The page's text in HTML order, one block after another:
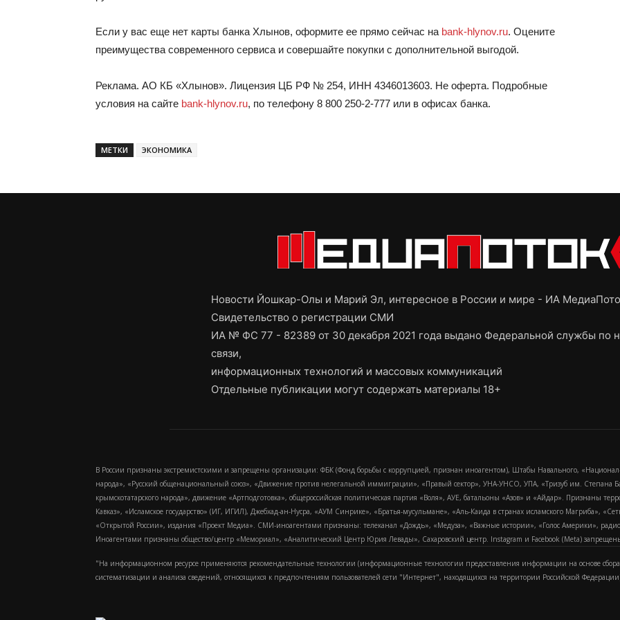
Если у вас еще нет карты банка Хлынов, оформите ее прямо сейчас на bank-hlynov.ru. Оцените
преимущества современного сервиса и совершайте покупки с дополнительной выгодой.
Реклама. АО КБ «Хлынов». Лицензия ЦБ РФ № 254, ИНН 4346013603. Не оферта. Подробные
условия на сайте bank-hlynov.ru, по телефону 8 800 250-2-777 или в офисах банка.
МЕТКИ ЭКОНОМИКА
Новости Йошкар-Олы и Марий Эл, интересное в России и мире - ИА
Свидетельство о регистрации СМИ
ИА № ФС 77 - 82389 от 30 декабря 2021 года выдано Федеральной службы по
связи,
информационных технологий и массовых коммуникаций
Отдельные публикации могут содержать материалы 18+
В России признаны экстремистскими и запрещены организации: ФБК (Фонд борьбы с коррупцией, признан иноагентом), Штабы Навального,
народа», «Русский общенациональный союз», «Движение против нелегальной иммиграции», «Правый сектор», УНА-УНСО, УПА, «Тризуб им.
крымскотатарского народа», движение «Артподготовка», общероссийская политическая партия «Воля», АУЕ, батальоны «Азов» и «Айдар». Признаны
Кавказ», «Исламское государство» (ИГ, ИГИЛ), Джебхад-ан-Нусра, «АУМ Синрике», «Братья-мусульмане», «Аль-Каида в странах исламского Магриба»,
«Открытой России», издания «Проект Медиа». СМИ-иноагентами признаны: телеканал «Дождь», «Медуза», «Важные истории», «Голос Америки»,
Иноагентами признаны общество/центр «Мемориал», «Аналитический Центр Юрия Левады», Сахаровский центр. Instagram и Facebook (Metа)
"На информационном ресурсе применяются рекомендательные технологии (информационные технологии предоставления информации на основе
систематизации и анализа сведений, относящихся к предпочтениям пользователей сети "Интернет", находящихся на территории Российской